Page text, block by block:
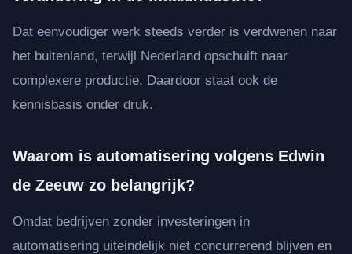
Dat eenvoudiger werk steeds verder is verdwenen naar
het buitenland, terwijl Nederland opschuift naar
complexere productie. Daardoor staat ook de
kennisbasis onder druk.
Waarom is automatisering volgens Edwin
de Zeeuw zo belangrijk?
Omdat bedrijven zonder investeringen in
automatisering uiteindelijk niet concurrerend blijven en